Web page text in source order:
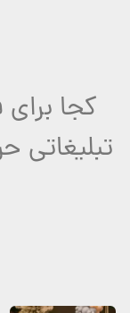
کجا
تبلیغاتی